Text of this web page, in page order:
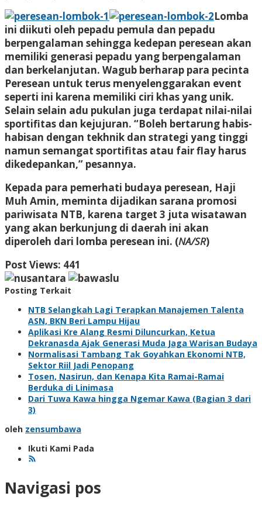
Lomba
ini diikuti oleh pepadu pemula dan pepadu
berpengalaman sehingga kedepan peresean akan
memiliki generasi pepadu yang berpengalaman
dan berkelanjutan. Wagub berharap para pecinta
Peresean untuk terus menyelenggarakan event
seperti ini karena memiliki ciri khas yang unik.
Selain selain adu pukulan juga terdapat nilai-nilai
sportifitas dan kejujuran. “Boleh bertarung habis-
habisan dengan tekhnik dan strategi yang tinggi
namun semangat sportifitas atau fair flay harus
dikedepankan,” pesannya.
Kepada para pemerhati budaya peresean, Haji
Muh Amin, meminta dijadikan sarana promosi
pariwisata NTB, karena target 3 juta wisatawan
yang akan berkunjung di daerah ini akan
diperoleh dari lomba peresean ini. (NA/SR)
Post Views: 441
Posting Terkait
NTB Selangkah Lagi Terapkan Manajemen Talenta
ASN, BKN Beri Lampu Hijau
Aplikasi Kre Alang Resmi Diluncurkan, Ketua
Dekranasda Ajak Generasi Muda Jaga Warisan Budaya
Normalisasi Tambang Tak Goyahkan Ekonomi NTB,
Sektor Riil Jadi Penopang
Tosen, Nasirun, dan Kenapa Kita Ramai-Ramai
Berduka di Linimasa
Dari Tuwa Kawa hingga Ngemar Kawa (Bagian 3 dari
3)
oleh zensumbawa
Ikuti Kami Pada
Navigasi pos